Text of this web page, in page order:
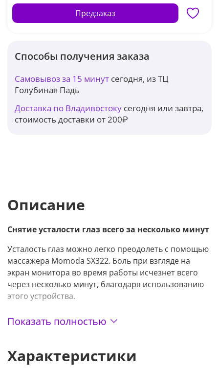
Предзаказ
Способы получения заказа
Самовывоз за 15 минут сегодня, из ТЦ
Голубиная Падь
Доставка по Владивостоку сегодня или завтра,
стоимость доставки от 200₽
Описание
Снятие усталости глаз всего за несколько минут
Усталость глаз можно легко преодолеть с помощью
массажера Momoda SX322. Боль при взгляде на
экран монитора во время работы исчезнет всего
через несколько минут, благодаря использованию
этого устройства.
Его форма и структура позволяют ему складываться
на 180º.
Маска-массажер Momoda, создает ощущения
Показать полностью
Характеристики